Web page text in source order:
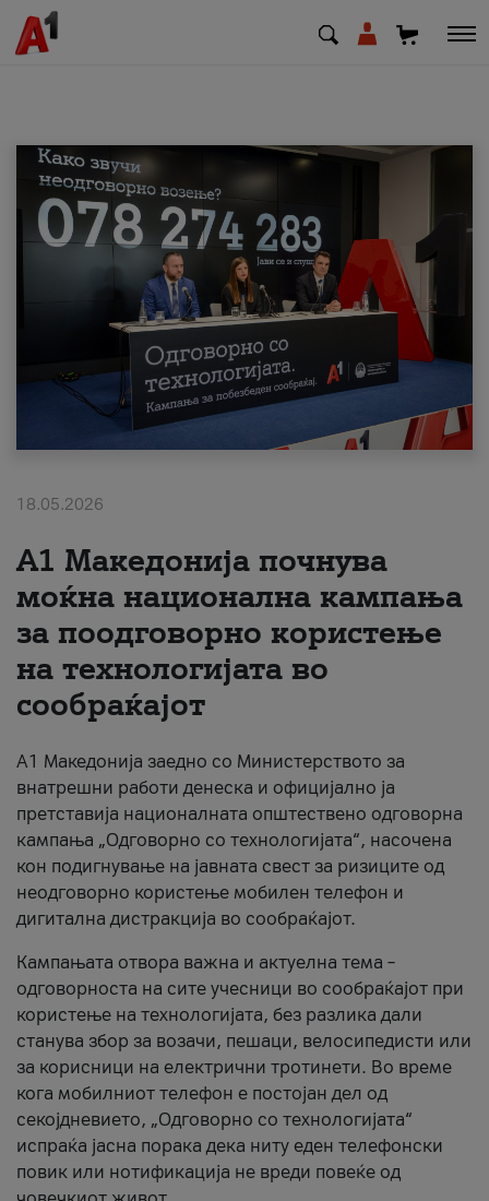
МК EN SQ
Деловни
Поддршка
Надополни кредит
#ПодобарОнлајн
18.05.2026
A1 Македонија почнува
моќна национална кампања
за поодговорно користење
на технологијата во
сообраќајот
A1 Македонија заедно со Министерството за
внатрешни работи денеска и официјално ја
претставија националната општествено одговорна
кампања „Одговорно со технологијата“, насочена
кон подигнување на јавната свест за ризиците од
неодговорно користење мобилен телефон и
дигитална дистракција во сообраќајот.
Кампањата отвора важна и актуелна тема –
одговорноста на сите учесници во сообраќајот при
користење на технологијата, без разлика дали
станува збор за возачи, пешаци, велосипедисти или
за корисници на електрични тротинети. Во време
кога мобилниот телефон е постојан дел од
секојдневието, „Одговорно со технологијата“
испраќа јасна порака дека ниту еден телефонски
повик или нотификација не вреди повеќе од